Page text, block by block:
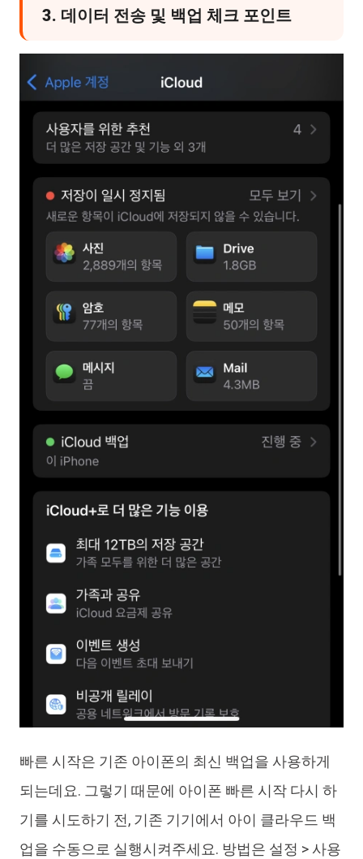
3. 데이터 전송 및 백업 체크 포인트
빠른 시작은 기존 아이폰의 최신 백업을 사용하게
되는데요. 그렇기 때문에 아이폰 빠른 시작 다시 하
기를 시도하기 전, 기존 기기에서 아이 클라우드 백
업을 수동으로 실행시켜주세요. 방법은 설정 > 사용